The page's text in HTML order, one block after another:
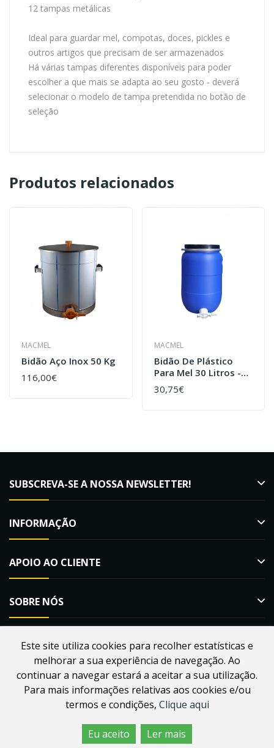
12 tampas metálicas
Ideal para guardar mel, compotas, doces, pickles e
outros artigos que precisam de ser armazenados
Há várias tampas diferentes disponíveis para poder
escolher a que mais se adapta ao seu gosto - deverá
selecionar o modelo de tampa pretendida no botão de
seleção
Este site utiliza cookies para recolher estatísticas e
melhorar a sua experiência de navegação. Ao
continuar a navegar estará a aceitar a sua utilização.
Para mais informações relativas aos cookies e/ou
termos e condições, Clique aqui
Eu aceito Ler mais
Produtos relacionados
MACMEL
Bidão Aço Inox 50 Kg
116,00€
MACMEL
Bidão De Plástico
Para Mel 30 Litros -
Com Torneira
30,75€
SUBSCREVA-SE A NOSSA NEWSLETTER!
INFORMAÇÃO
APOIO AO CLIENTE
SOBRE NÓS
Desenvolvido porWebdouro. Loja Online para Apicultores |
MacMel Apicultura © 2026